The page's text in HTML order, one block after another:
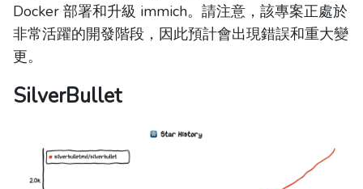
Docker 部署和升級 immich。請注意，該專案正處於
非常活躍的開發階段，因此預計會出現錯誤和重大變
更。
SilverBullet